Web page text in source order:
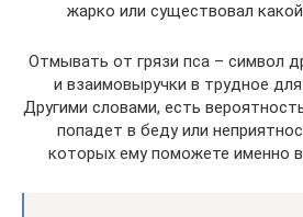
жарко или существовал
Отмывать от грязи пса – символ
и взаимовыручки в трудное
Другими словами, есть
попадет в беду или
которых ему поможете именно